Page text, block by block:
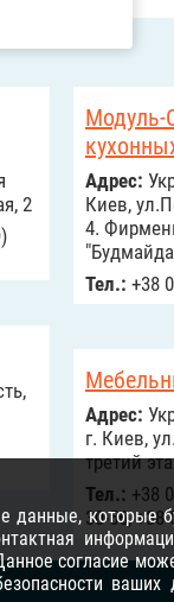
2
Модуль-
Адрес:
Киев,
4.
Тел.: +38
Адрес:
г. Киев,
третий
Тел.: +38
30-56, +38
которые
согласие
ваших